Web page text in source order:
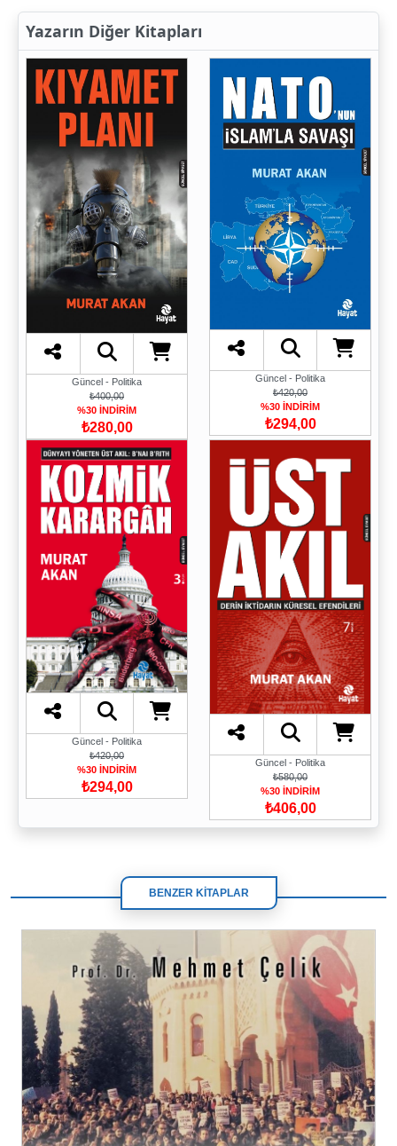
Yazarın Diğer Kitapları
Güncel - Politika
₺400,00
%30 İNDİRİM
₺280,00
Güncel - Politika
₺420,00
%30 İNDİRİM
₺294,00
Güncel - Politika
₺420,00
%30 İNDİRİM
₺294,00
Güncel - Politika
₺580,00
%30 İNDİRİM
₺406,00
BENZER KİTAPLAR